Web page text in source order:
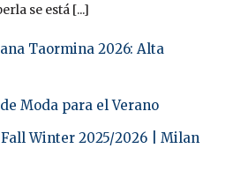
se está [...]
Taormina 2026: Alta
Moda para el Verano
Winter 2025/2026 | Milan